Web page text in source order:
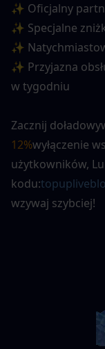
✨ Oficjalny
✨ Specjalne
✨
✨ Przyjazna
w tygodniu
Zacznij
12%wyłączenie
użytkowników,
kodu:
wzywaj szybciej!